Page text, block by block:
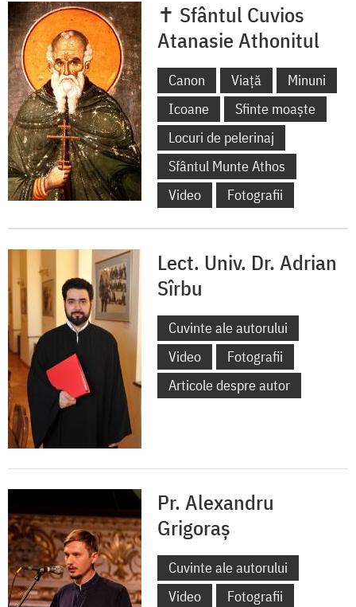
✝ Sfântul Cuvios
Atanasie Athonitul
Canon Viață
Minuni
Icoane
Sfinte moaște
Locuri de pelerinaj
Sfântul Munte Athos
Video
Fotografii
Lect. Univ. Dr. Adrian
Sîrbu
Cuvinte ale autorului
Video
Fotografii
Articole despre autor
Pr. Alexandru
Grigoraș
Cuvinte ale autorului
Video
Fotografii